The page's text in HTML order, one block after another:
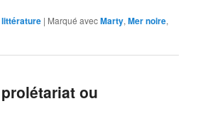
| Marqué avecMarty,Mer noire,
ou